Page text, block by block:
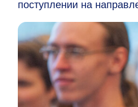
поступлении на